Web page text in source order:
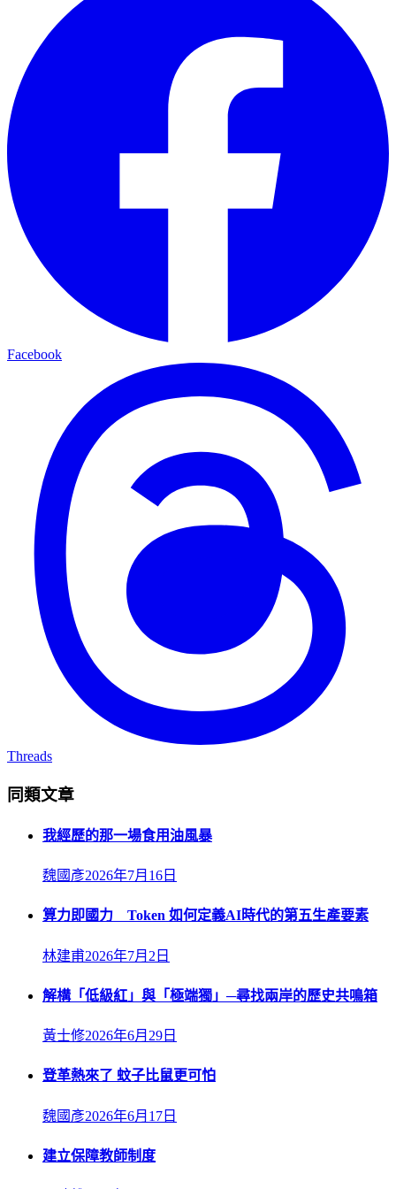
Facebook
Threads
同類文章
我經歷的那一場食用油風暴
魏國彥2026年7月16日
算力即國力 Token 如何定義AI時代的第五生產要素
林建甫2026年7月2日
解構「低級紅」與「極端獨」─尋找兩岸的歷史共鳴箱
黃士修2026年6月29日
登革熱來了 蚊子比鼠更可怕
魏國彥2026年6月17日
建立保障教師制度